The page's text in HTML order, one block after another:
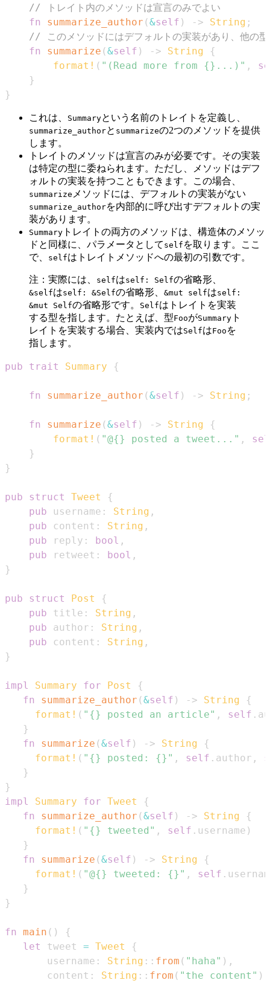
// トレイト内のメソッドは宣言のみでよい
fn
summarize_author (&self ) -> String ;
// このメソッドにはデフォルトの実装があり、他の
fn
summarize (&self ) -> String
{
format! ( "(Read more from {}...)" ,
}
}
これは、 Summaryという名前のトレイトを定義し、
summarize_authorと summarizeの2つのメソッドを提供
します。
トレイトのメソッドは宣言のみが必要です。その実装
は特定の型に委ねられます。ただし、メソッドはデフ
ォルトの実装を持つこともできます。この場合、
summarize メソッドには、デフォルトの実装がない
summarize_authorを内部的に呼び出すデフォルトの実
装があります。
Summary トレイトの両方のメソッドは、構造体のメソッ
ドと同様に、パラメータとして self を取ります。ここ
で、
selfはトレイトメソッドへの最初の引数です。
注：実際には、 selfはself: Selfの省略形、
&selfはself: &Selfの省略形、 &mut selfはself:
&mut Selfの省略形です。 Selfはトレイトを実装
する型を指します。たとえば、型FooがSummary ト
レイトを実装する場合、実装内ではSelfはFoo を
指します。
pub trait Summary {
fn summarize_author (&self ) -> String ;
fn summarize (&self ) -> String
{
format! ( "@{} posted a tweet..." ,
}
}
pub struct Tweet
{
pub username : String ,
pub content : String ,
pub reply : bool ,
pub retweet : bool ,
}
pub struct Post
{
pub title : String ,
pub author : String ,
pub content : String ,
}
impl Summary for Post
{
fn
summarize_author (&self ) -> String
{
format! ( "{} posted an article" , self .
}
fn
summarize (&self ) -> String
{
format! ( "{} posted: {}" , self . author ,
}
}
impl
Summary for Tweet
{
fn
summarize_author (&self ) -> String
{
format! ( "{} tweeted" , self . username )
}
fn
summarize (&self ) -> String
{
format! ( "@{} tweeted: {}" , self .
}
}
fn main ( )
{
let
tweet = Tweet
{
       username
: String :: from ( "haha" ) ,
       content
: String :: from ( "the content" )